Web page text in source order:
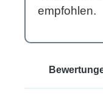
empfohlen.